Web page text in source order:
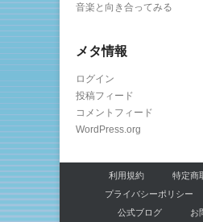
音楽と向き合ってみる
メタ情報
ログイン
投稿フィード
コメントフィード
WordPress.org
利用規約
特定商
プライバシーポリシー
公式ブログ
お